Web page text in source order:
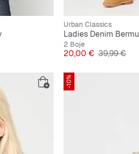
Urban Classics
Ladies Denim
2 Boje
Cijena
20,00 € Originalna
39,99 €
-10%